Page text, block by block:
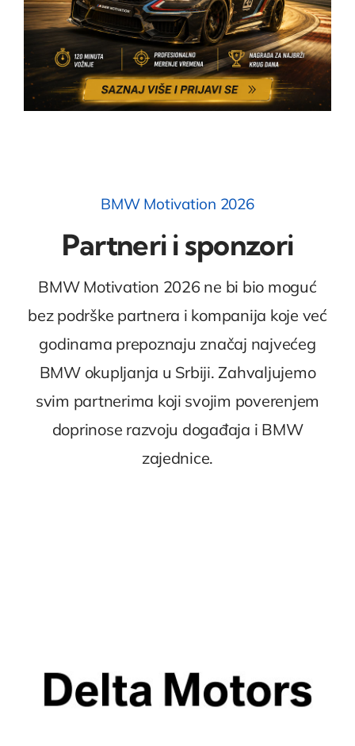
BMW Motivation 2026
Partneri i sponzori
BMW Motivation 2026 ne bi bio moguć
bez podrške partnera i kompanija koje već
godinama prepoznaju značaj najvećeg
BMW okupljanja u Srbiji. Zahvaljujemo
svim partnerima koji svojim poverenjem
doprinose razvoju događaja i BMW
zajednice.